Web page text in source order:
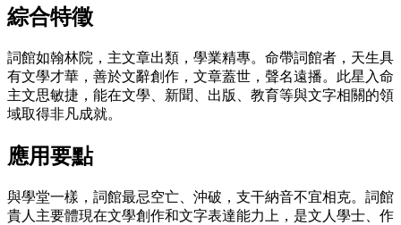
綜合特徵
詞館如翰林院，主文章出類，學業精專。命帶詞館者，天生具
有文學才華，善於文辭創作，文章蓋世，聲名遠播。此星入命
主文思敏捷，能在文學、新聞、出版、教育等與文字相關的領
域取得非凡成就。
應用要點
與學堂一樣，詞館最忌空亡、沖破，支干納音不宜相克。詞館
貴人主要體現在文學創作和文字表達能力上，是文人學士、作